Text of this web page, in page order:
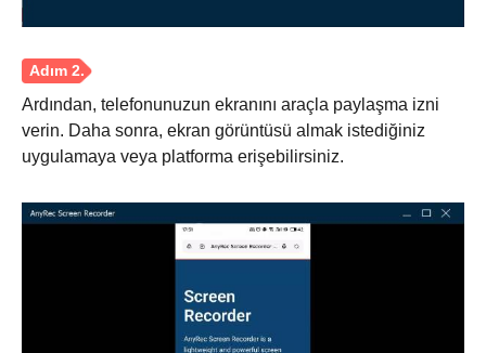
Ardından, telefonunuzun ekranını araçla paylaşma izni
verin. Daha sonra, ekran görüntüsü almak istediğiniz
uygulamaya veya platforma erişebilirsiniz.